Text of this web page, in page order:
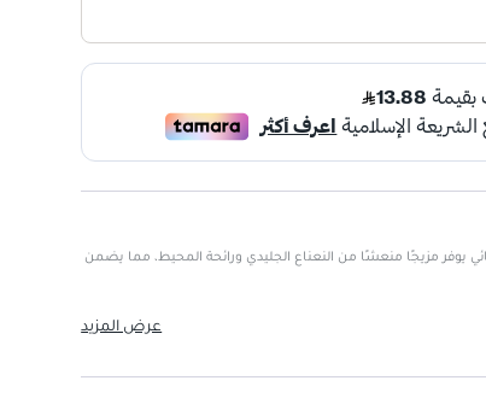
يوفر مزيجًا منعشًا من النعناع الجليدي ورائحة المحيط، مما يضمن
مدار اليوم.
عرض المزيد